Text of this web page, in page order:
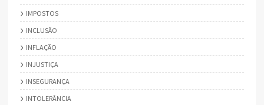
IMPOSTOS
INCLUSÃO
INFLAÇÃO
INJUSTIÇA
INSEGURANÇA
INTOLERÂNCIA